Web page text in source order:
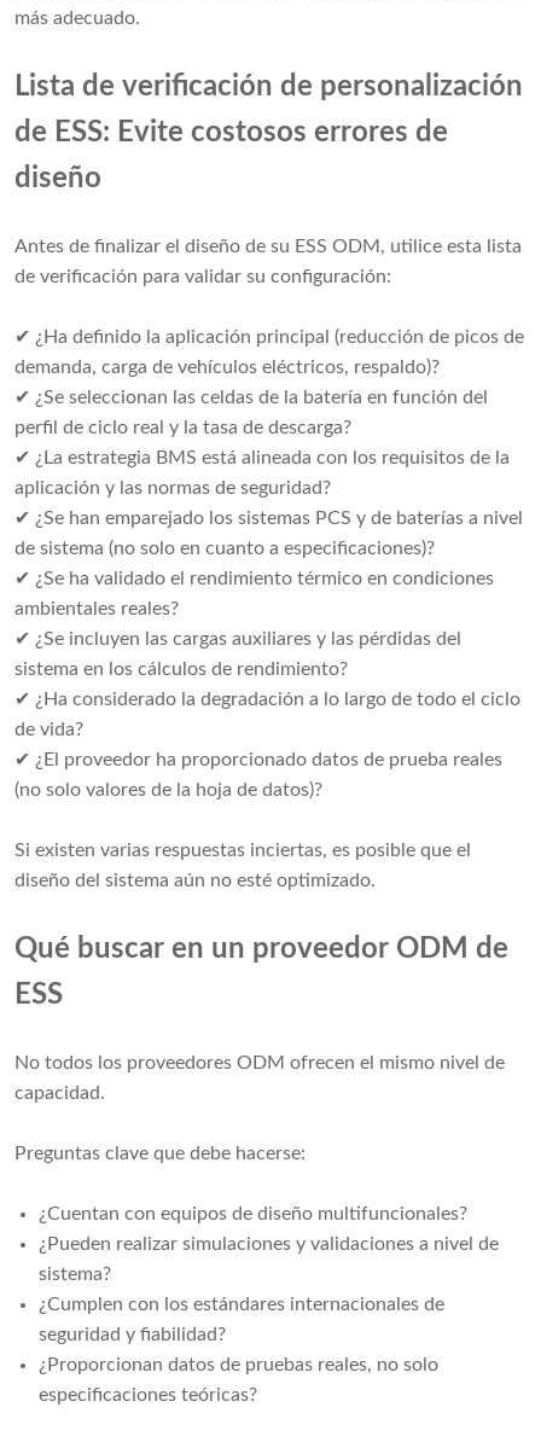
más adecuado.
Lista de verificación de personalización
de ESS: Evite costosos errores de
diseño
Antes de finalizar el diseño de su ESS ODM, utilice esta lista
de verificación para validar su configuración:
✔ ¿Ha definido la aplicación principal (reducción de picos de
demanda, carga de vehículos eléctricos, respaldo)?
✔ ¿Se seleccionan las celdas de la batería en función del
perfil de ciclo real y la tasa de descarga?
✔ ¿La estrategia BMS está alineada con los requisitos de la
aplicación y las normas de seguridad?
✔ ¿Se han emparejado los sistemas PCS y de baterías a nivel
de sistema (no solo en cuanto a especificaciones)?
✔ ¿Se ha validado el rendimiento térmico en condiciones
ambientales reales?
✔ ¿Se incluyen las cargas auxiliares y las pérdidas del
sistema en los cálculos de rendimiento?
✔ ¿Ha considerado la degradación a lo largo de todo el ciclo
de vida?
✔ ¿El proveedor ha proporcionado datos de prueba reales
(no solo valores de la hoja de datos)?
Si existen varias respuestas inciertas, es posible que el
diseño del sistema aún no esté optimizado.
Qué buscar en un proveedor ODM de
ESS
No todos los proveedores ODM ofrecen el mismo nivel de
capacidad.
Preguntas clave que debe hacerse:
¿Cuentan con equipos de diseño multifuncionales?
¿Pueden realizar simulaciones y validaciones a nivel de
sistema?
¿Cumplen con los estándares internacionales de
seguridad y fiabilidad?
¿Proporcionan datos de pruebas reales, no solo
especificaciones teóricas?